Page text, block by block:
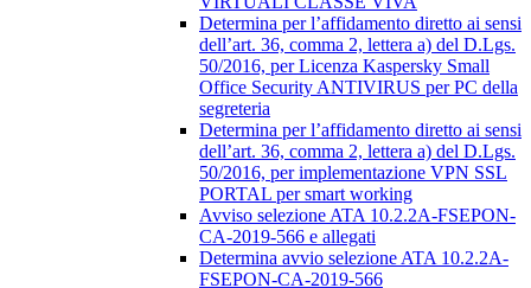
Determina per l’affidamento diretto ai sensi
dell’art. 36, comma 2, lettera a) del D.Lgs.
50/2016, per Licenza Kaspersky Small
Office Security ANTIVIRUS per PC della
segreteria
Determina per l’affidamento diretto ai sensi
dell’art. 36, comma 2, lettera a) del D.Lgs.
50/2016, per implementazione VPN SSL
PORTAL per smart working
Avviso selezione ATA 10.2.2A-FSEPON-
CA-2019-566 e allegati
Determina avvio selezione ATA 10.2.2A-
FSEPON-CA-2019-566